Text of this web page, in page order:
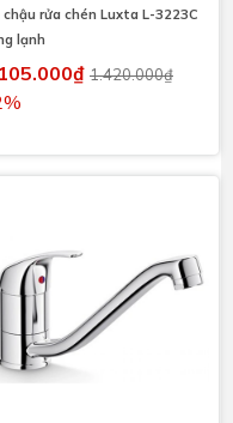
chậu rửa chén Luxta L-3223C
lạnh
1.420.000₫